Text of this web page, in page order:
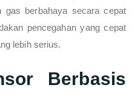
gas berbahaya secara cepat
pencegahan yang cepat
lebih serius.
Berbasis